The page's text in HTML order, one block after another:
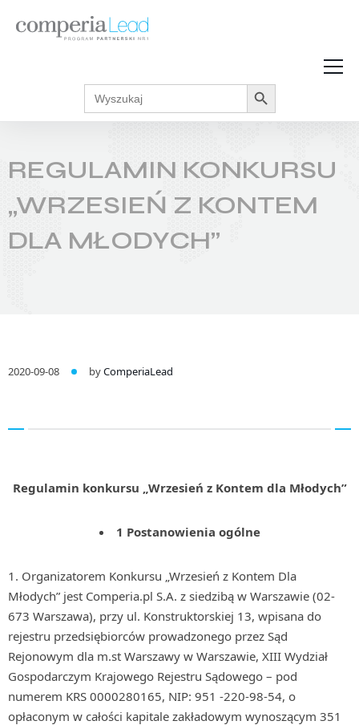
Strefa Wiedzy
Akcje promocyjne
Regulaminy
Search
for:
Search Button
REGULAMIN KONKURSU
„WRZESIEŃ Z KONTEM
DLA MŁODYCH”
2020-09-08 byComperiaLead
Regulamin konkursu „Wrzesień z Kontem dla Młodych”
1 Postanowienia ogólne
Organizatorem Konkursu „Wrzesień z Kontem Dla
Młodych” jest Comperia.pl S.A. z siedzibą w Warszawie (02-
673 Warszawa), przy ul. Konstruktorskiej 13, wpisana do
rejestru przedsiębiorców prowadzonego przez Sąd
Rejonowym dla m.st Warszawy w Warszawie, XIII Wydział
Gospodarczym Krajowego Rejestru Sądowego – pod
numerem KRS 0000280165, NIP: 951 -220-98-54, o
opłaconym w całości kapitale zakładowym wynoszącym 351